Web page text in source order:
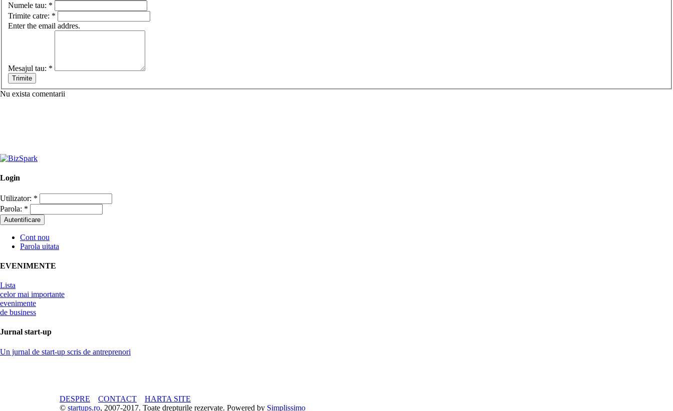
Numele tau: *
Trimite catre: *
Enter the email addres.
Mesajul tau: *
Nu exista comentarii
Login
Utilizator: *
Parola: *
Cont nou
Parola uitata
EVENIMENTE
Lista
celor mai importante
evenimente
de business
Jurnal start-up
Un jurnal de start-up scris de antreprenori
DESPRE CONTACT
HARTA SITE
© startups.ro, 2007-2017. Toate drepturile rezervate. Powered by Simplissimo